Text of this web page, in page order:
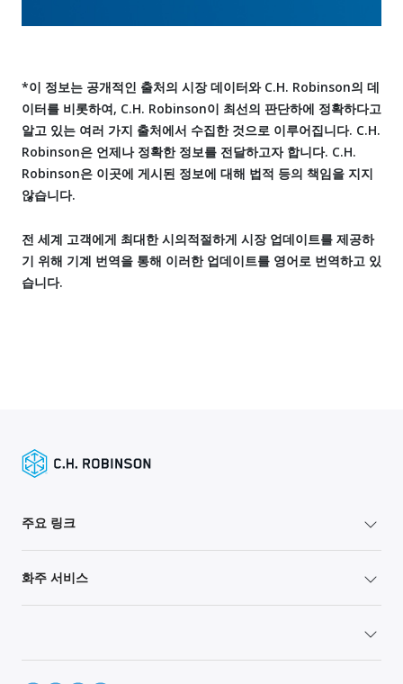
*이 정보는 공개적인 출처의 시장 데이터와 C.H. Robinson의 데
이터를 비롯하여, C.H. Robinson이 최선의 판단하에 정확하다고
알고 있는 여러 가지 출처에서 수집한 것으로 이루어집니다. C.H.
Robinson은 언제나 정확한 정보를 전달하고자 합니다. C.H.
Robinson은 이곳에 게시된 정보에 대해 법적 등의 책임을 지지
않습니다.
전 세계 고객에게 최대한 시의적절하게 시장 업데이트를 제공하
기 위해 기계 번역을 통해 이러한 업데이트를 영어로 번역하고 있
습니다.
주요 링크
화주 서비스